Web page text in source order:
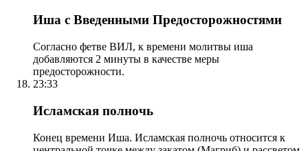
Иша с Введенными Предосторожностями
Согласно фетве ВИЛ, к времени молитвы иша
добавляются 2 минуты в качестве меры
предосторожности.
23:33
Исламская полночь
Конец времени Иша. Исламская полночь относится к